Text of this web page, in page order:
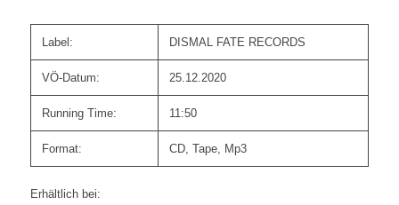
Label: DISMAL FATE RECORDS
VÖ-Datum: 25.12.2020
Running Time: 11:50
Format: CD, Tape, Mp3
Erhältlich bei: